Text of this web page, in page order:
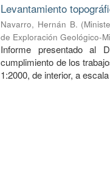
Levantamiento
Navarro, Hernán B. (
de Exploración Geológico-
Informe presentado al
cumplimiento de los
1:2000, de interior, a